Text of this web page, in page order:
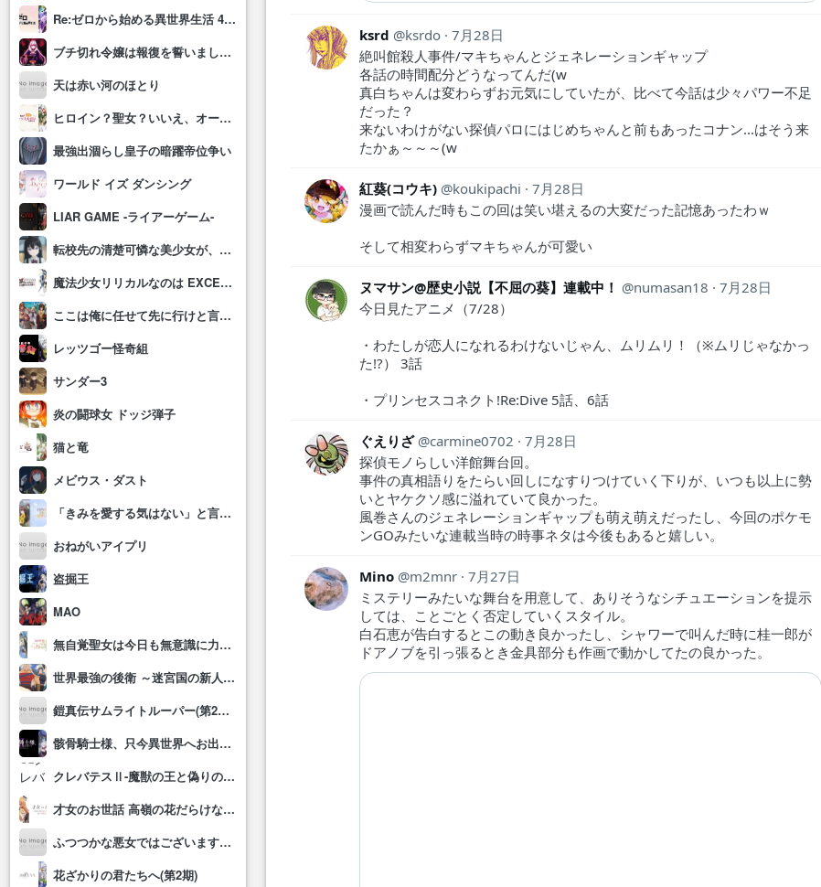
Re:ゼロから始める異世界生活 4th season
ブチ切れ令嬢は報復を誓いました。 ～魔導書の力で祖国を叩き潰します～
天は赤い河のほとり
ヒロイン？聖女？いいえ、オールワークスメイドです(誇)！
最強出涸らし皇子の暗躍帝位争い
ワールド イズ ダンシング
LIAR GAME -ライアーゲーム-
転校先の清楚可憐な美少女が、昔男子と思って一緒に遊んだ幼馴染だった件
魔法少女リリカルなのは EXCEEDS Gun Blaze Vengeance
ここは俺に任せて先に行けと言ってから10年がたったら伝説になっていた。
レッツゴー怪奇組
サンダー3
炎の闘球女 ドッジ弾子
猫と竜
メビウス・ダスト
「きみを愛する気はない」と言った次期公爵様がなぜか溺愛してきます
おねがいアイプリ
盗掘王
MAO
無自覚聖女は今日も無意識に力を垂れ流す
世界最強の後衛 ～迷宮国の新人探索者～
鎧真伝サムライトルーパー(第2クール)
骸骨騎士様、只今異世界へお出掛け中Ⅱ
クレバテスⅡ-魔獣の王と偽りの勇者伝承-
才女のお世話 高嶺の花だらけな名門校で、学院一のお嬢様(生活能力皆無)を陰ながらお世話することになりました
ふつつかな悪女ではございますが～雛宮蝶鼠とりかえ伝～
花ざかりの君たちへ(第2期)
ksrd ksrdo
7月28日
絶叫館殺人事件/マキちゃんとジェネレーションギャップ
各話の時間配分どうなってんだ(w
真白ちゃんは変わらずお元気にしていたが、比べて今話は少々パワー不足
だった？
来ないわけがない探偵パロにはじめちゃんと前もあったコナン...はそう来
たかぁ～～～(w
紅葵(コウキ) koukipachi
7月28日
漫画で読んだ時もこの回は笑い堪えるの大変だった記憶あったわｗ
そして相変わらずマキちゃんが可愛い
ヌマサン@歴史小説【不屈の葵】連載中！ numasan18
7月28日
今日見たアニメ（7/28）
・わたしが恋人になれるわけないじゃん、ムリムリ！（※ムリじゃなかっ
た!?） 3話
・プリンセスコネクト!Re:Dive 5話、6話
ぐえりざ carmine0702
7月28日
探偵モノらしい洋館舞台回。
事件の真相語りをたらい回しになすりつけていく下りが、いつも以上に勢
いとヤケクソ感に溢れていて良かった。
風巻さんのジェネレーションギャップも萌え萌えだったし、今回のポケモ
ンGOみたいな連載当時の時事ネタは今後もあると嬉しい。
Mino m2mnr
7月27日
ミステリーみたいな舞台を用意して、ありそうなシチュエーションを提示
しては、ことごとく否定していくスタイル。
白石恵が告白するとこの動き良かったし、シャワーで叫んだ時に桂一郎が
ドアノブを引っ張るとき金具部分も作画で動かしてたの良かった。